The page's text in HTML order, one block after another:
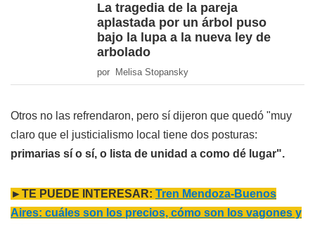
La tragedia de la pareja
aplastada por un árbol puso
bajo la lupa a la nueva ley de
arbolado
por Melisa Stopansky
Otros no las refrendaron, pero sí dijeron que quedó "muy
claro que el justicialismo local tiene dos posturas:
primarias sí o sí, o lista de unidad a como dé lugar".
►TE PUEDE INTERESAR: Tren Mendoza-Buenos
Aires: cuáles son los precios, cómo son los vagones y